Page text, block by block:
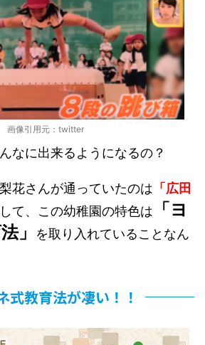
画像引用元：twitter
なに出来るようになるの？
花さんが通っていたのは 「広田
て、この幼稚園の特色は
「ヨ
」
を取り入れていることなん
式教育法が凄い！！